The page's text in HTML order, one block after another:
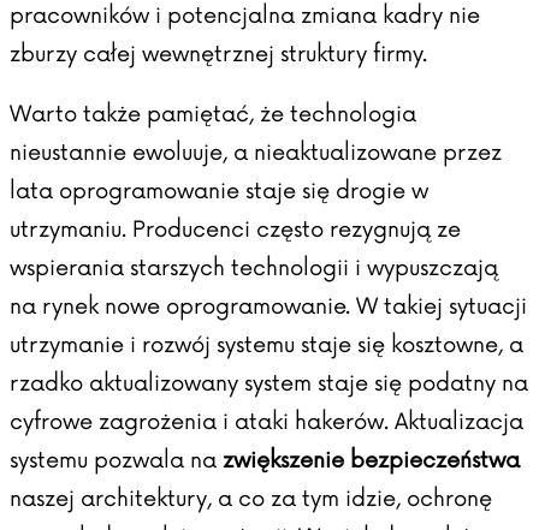
pracowników i potencjalna zmiana kadry nie
zburzy całej wewnętrznej struktury firmy.
Warto także pamiętać, że technologia
nieustannie ewoluuje, a nieaktualizowane przez
lata oprogramowanie staje się drogie w
utrzymaniu. Producenci często rezygnują ze
wspierania starszych technologii i wypuszczają
na rynek nowe oprogramowanie. W takiej sytuacji
utrzymanie i rozwój systemu staje się kosztowne, a
rzadko aktualizowany system staje się podatny na
cyfrowe zagrożenia i ataki hakerów. Aktualizacja
systemu pozwala na zwiększenie bezpieczeństwa
naszej architektury, a co za tym idzie, ochronę